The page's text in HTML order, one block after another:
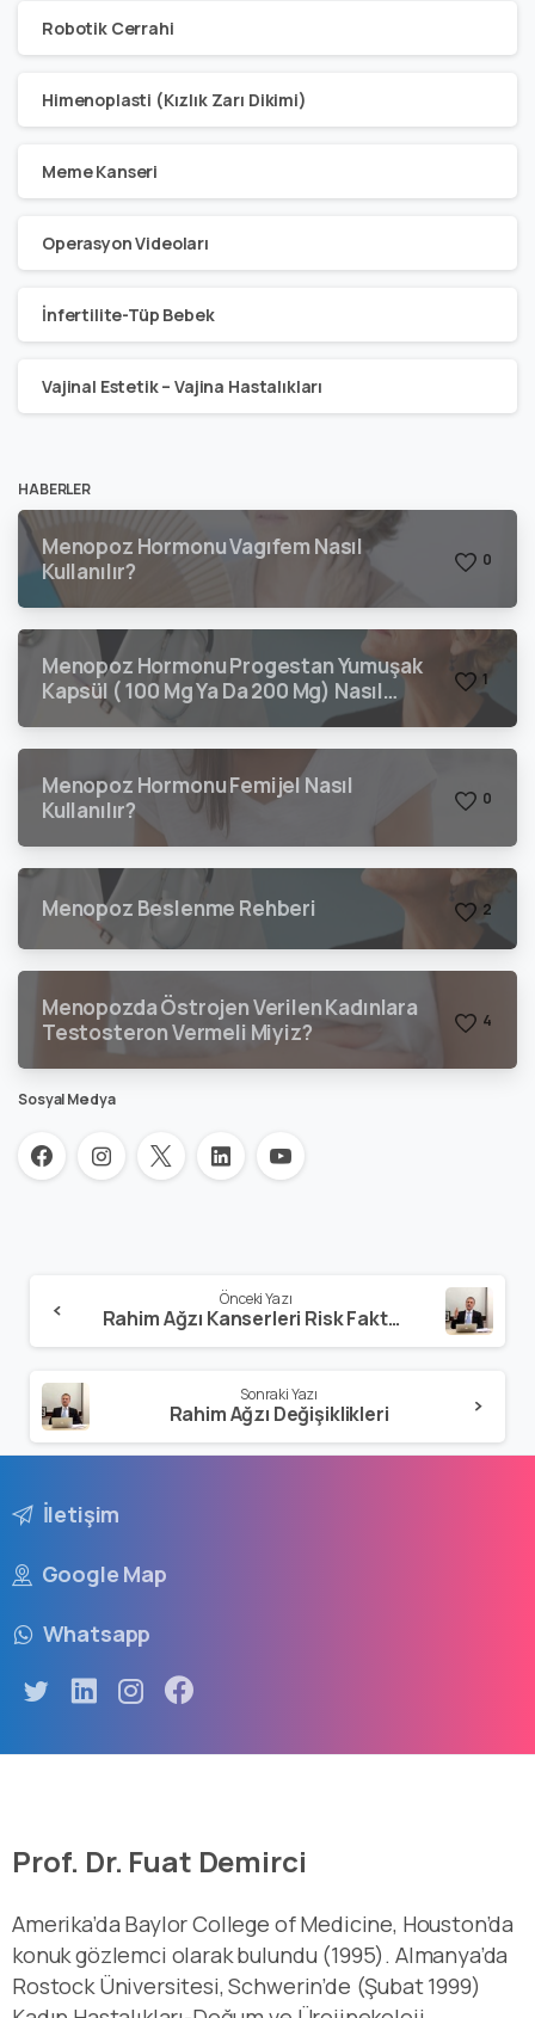
Robotik Cerrahi
Himenoplasti (Kızlık Zarı Dikimi)
Meme Kanseri
Operasyon Videoları
İnfertilite-Tüp Bebek
Vajinal Estetik – Vajina Hastalıkları
HABERLER
Menopoz Hormonu Vagıfem Nasıl
Kullanılır?
0
Menopoz Hormonu Progestan Yumuşak
Kapsül ( 100 Mg Ya Da 200 Mg) Nasıl
Kullanılır?
1
Menopoz Hormonu Femijel Nasıl
Kullanılır?
0
Menopoz Beslenme Rehberi 2
Menopozda Östrojen Verilen Kadınlara
Testosteron Vermeli Miyiz?
4
Sosyal Medya
Önceki Yazı
Rahim Ağzı Kanserleri Risk Faktörleri ve Tanı Yöntemleri
Sonraki Yazı
Rahim Ağzı Değişiklikleri
İletişim
Google Map
Whatsapp
Prof. Dr. Fuat Demirci
Amerika’da Baylor College of Medicine, Houston’da
konuk gözlemci olarak bulundu (1995). Almanya’da
Rostock Üniversitesi, Schwerin’de (Şubat 1999)